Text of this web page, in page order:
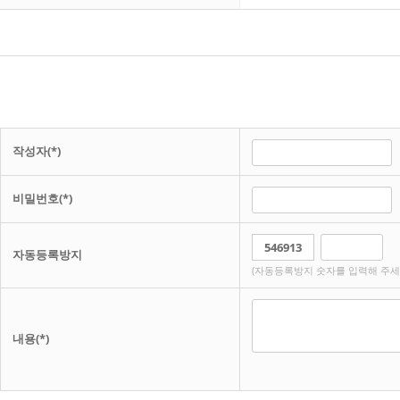
작성자(*)
비밀번호(*)
자동등록방지
(자동등록방지 숫자를 입력해 주
내용(*)